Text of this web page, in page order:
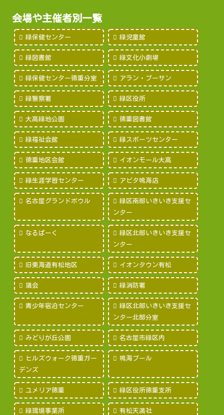
会場や主催者別一覧
緑保健センター 緑児童館
緑図書館 緑文化小劇場
緑保健センター徳重分室 アラン・プーサン
緑警察署 緑区役所
大高緑地公園 徳重図書館
緑福祉会館 緑スポーツセンター
徳重地区会館 イオンモール大高
緑生涯学習センター アピタ鳴海店
名古屋グランドボウル
緑区南部いきいき支援セ
ンター
なるぱーく
緑区北部いきいき支援セ
ンター
旧東海道有松地区 イオンタウン有松
議会 緑消防署
青少年宿泊センター
緑区北部いきいき支援セ
ンター北部分室
みどりが丘公園 名古屋市緑区内
ヒルズウォーク徳重ガー
デンズ
鳴海プール
ユメリア徳重 緑区役所徳重支所
緑環境事業所 有松天満社